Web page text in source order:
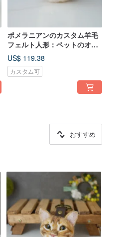
ポメラニアンのカスタム羊毛
フェルト人形：ペットのオー
ダーメイドフィギュア「豆豆
狗」シリーズ
US$ 119.38
カスタム可
おすすめ